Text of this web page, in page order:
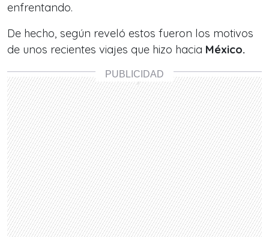
enfrentando.
De hecho, según reveló estos fueron los motivos
de unos recientes viajes que hizo hacia México.